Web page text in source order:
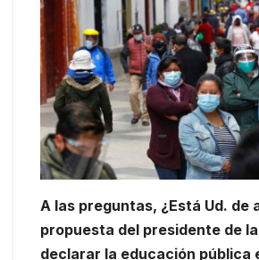
A las preguntas, ¿Está Ud. de
propuesta del presidente de
declarar la educación pública